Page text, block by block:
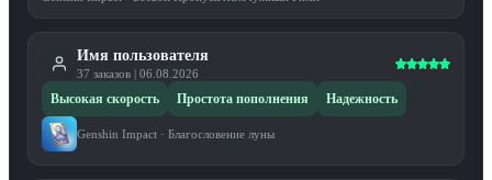
Имя пользователя
37 заказов | 06.08.2026
Высокая скорость Простота пополнения Надежность
Genshin Impact · Благословение луны